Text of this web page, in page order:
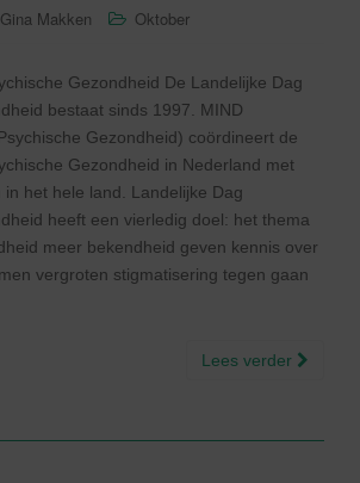
Gina Makken Oktober
Gezondheid De Landelijke Dag
bestaat sinds 1997. MIND
Gezondheid) coördineert de
Gezondheid in Nederland met
in het hele land. Landelijke Dag
heeft een vierledig doel: het thema
meer bekendheid geven kennis over
vergroten stigmatisering tegen gaan
Lees verder